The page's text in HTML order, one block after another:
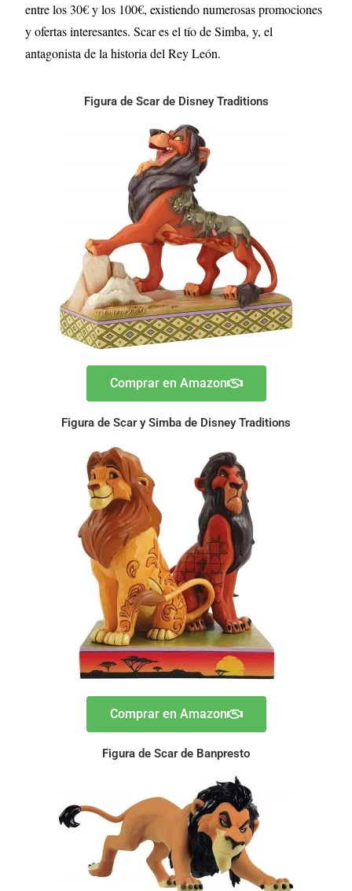
entre los 30€ y los 100€, existiendo numerosas promociones
y ofertas interesantes. Scar es el tío de Simba, y, el
antagonista de la historia del Rey León.
Figura de Scar de Disney Traditions
Comprar en Amazon
Figura de Scar y Simba de Disney Traditions
Comprar en Amazon
Figura de Scar de Banpresto